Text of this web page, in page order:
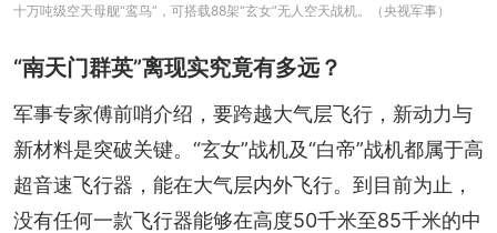
十万吨级空天母舰“鸾鸟”，可搭载88架“玄女”无人空天战机。（央视军事）
“南天门群英”离现实究竟有多远？
军事专家傅前哨介绍，要跨越大气层飞行，新动力与
新材料是突破关键。“玄女”战机及“白帝”战机都属于高
超音速飞行器，能在大气层内外飞行。到目前为止，
没有任何一款飞行器能够在高度50千米至85千米的中